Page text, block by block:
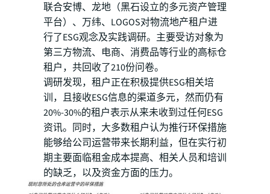
联合安博、龙地（黑石设立的多元资产管理
平台）、万纬、LOGOS对物流地产租户进
行了ESG观念及实践调研。主要受访对象为
第三方物流、电商、消费品等行业的高标仓
租户，共回收了210份问卷。
调研发现，租户正在积极提供ESG相关培
训，且接收ESG信息的渠道多元，然而仍有
20%-30%的租户表示从来未收到过任何ESG
资讯。同时，大多数租户认为推行环保措施
能够给公司运营带来长期利益，但在实行初
期主要面临租金成本提高、相关人员和培训
的缺乏，以及资金方面的压力。